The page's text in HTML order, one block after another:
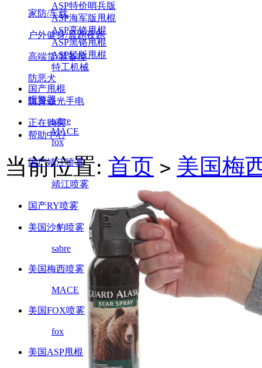
家防/车载
户外健身/晨跑夜跑
高端货/装备控
防恶犬
报警器
sabre
MACE
fox
国产靖江喷雾
靖江喷雾
国产RY喷雾
美国沙豹喷雾
sabre
美国梅西喷雾
MACE
美国FOX喷雾
fox
美国ASP甩棍
ASP特价哨兵版
ASP海军版甩棍
ASP亮铬甩棍
ASP黑铬甩棍
ASP轻版甩棍
特工机械
国产甩棍
防身强光手电
正在购买
帮助中心
当前位置: 首页 > 美国梅